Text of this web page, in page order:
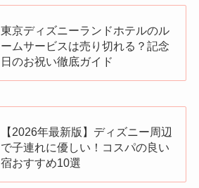
東京ディズニーランドホテルのル
ームサービスは売り切れる？記念
日のお祝い徹底ガイド
【2026年最新版】ディズニー周辺
で子連れに優しい！コスパの良い
宿おすすめ10選